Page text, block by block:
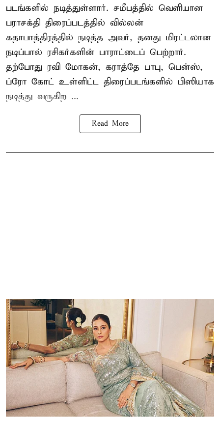
படங்களில் நடித்துள்ளார். சமீபத்தில் வெளியான
பராசக்தி திரைப்படத்தில் வில்லன்
கதாபாத்திரத்தில் நடித்த அவர், தனது மிரட்டலான
நடிப்பால் ரசிகர்களின் பாராட்டைப் பெற்றார்.
தற்போது ரவி மோகன், கராத்தே பாபு, பென்ஸ்,
ப்ரோ கோட் உள்ளிட்ட திரைப்படங்களில் பிஸியாக
நடித்து வருகிற ...
Read More